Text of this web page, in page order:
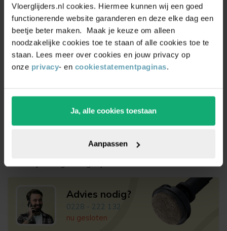
Vloerglijders.nl cookies. Hiermee kunnen wij een goed
functionerende website garanderen en deze elke dag een
beetje beter maken. Maak je keuze om alleen
noodzakelijke cookies toe te staan of alle cookies toe te
staan. Lees meer over cookies en jouw privacy op
onze privacy- en cookiestatementpaginas.
Ja, alle cookies toestaan
Aanpassen
Of stuur een mail naar
info@vloerglijders.nl
besteld? Vandaag verzonden
Achteraf betalen metKlarna
Advies nodig?
0228 - 222 132
nu gesloten